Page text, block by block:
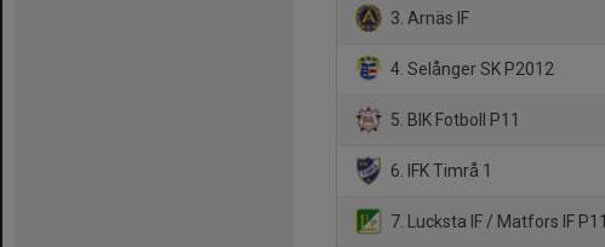
3. Arnäs IF
4. Selånger SK P2012
5. BIK Fotboll P11
6. IFK Timrå 1
7. Lucksta IF / Matfors IF P11